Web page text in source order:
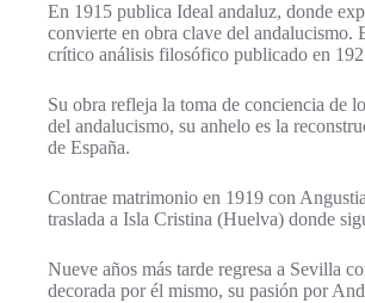
En 1915 publica Ideal andaluz, donde
convierte en obra clave del andalucismo.
crítico análisis filosófico publicado en
Su obra refleja la toma de conciencia de
del andalucismo, su anhelo es la
de España.
Contrae matrimonio en 1919 con
traslada a Isla Cristina (Huelva) donde
Nueve años más tarde regresa a Sevilla
decorada por él mismo, su pasión por